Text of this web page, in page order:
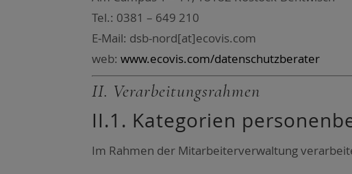
Tel.: 0381 – 649 210
E‑Mail: dsb-nord[at]ecovis.com
web:www.ecovis.com/datenschutzberater
II. Ver­ar­bei­tungs­rah­men
II.1. Kate­go­rien
Im Rah­men der Mit­ar­bei­ter­ver­wal­tung